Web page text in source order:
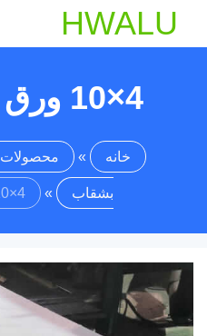
HWALU
4×10 ورق آلومینیومی
خانه » محصولات
بشقاب » 4×10 ورق آلومینیومی